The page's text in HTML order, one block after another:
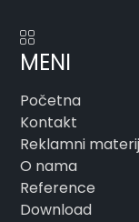
MENI
Početna
Kontakt
Reklamni
O nama
Reference
Download